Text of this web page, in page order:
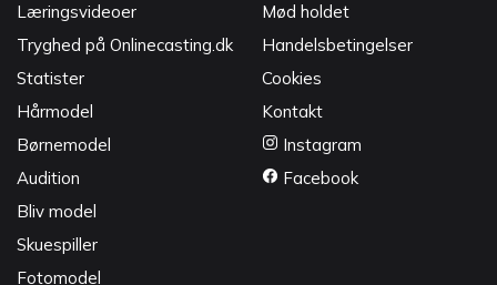
Læringsvideoer
Tryghed på Onlinecasting.dk
Statister
Hårmodel
Børnemodel
Audition
Bliv model
Skuespiller
Fotomodel
Mød holdet
Handelsbetingelser
Cookies
Kontakt
Instagram
Facebook